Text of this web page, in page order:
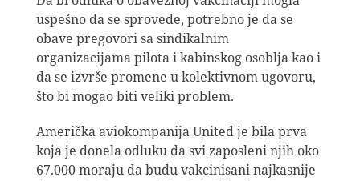
uspešno da se sprovede, potrebno je da se
obave pregovori sa sindikalnim
organizacijama pilota i kabinskog osoblja kao i
da se izvrše promene u kolektivnom ugovoru,
što bi mogao biti veliki problem.
Američka aviokompanija United je bila prva
koja je donela odluku da svi zaposleni njih oko
67.000 moraju da budu vakcinisani najkasnije